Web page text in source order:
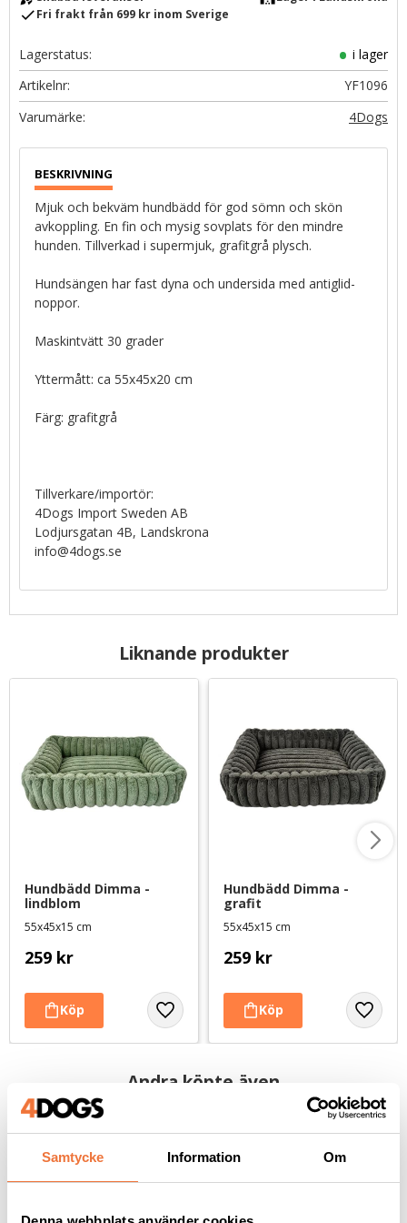
Samtycke Information Om
checkFri frakt från 699 kr inom Sverige
Lagerstatus
i lager
Artikelnr
YF1096
4Dogs
Mjuk och bekväm hundbädd för god sömn och skön
avkoppling. En fin och mysig sovplats för den mindre
hunden. Tillverkad i supermjuk, grafitgrå plysch.
Hundsängen har fast dyna och undersida med antiglid-
noppor.
Maskintvätt 30 grader
Yttermått: ca 55x45x20 cm
Färg: grafitgrå
Tillverkare/importör:
4Dogs Import Sweden AB
Lodjursgatan 4B, Landskrona
info@4dogs.se
Liknande produkter
Hundbädd Dimma -
lindblom
55x45x15 cm
259 kr
Hundbädd Dimma -
grafit
55x45x15 cm
259 kr
Andra köpte även